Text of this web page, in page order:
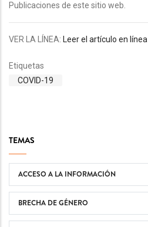
Publicaciones de este sitio web.
VER LA LÍNEA: Leer el artículo en línea
Etiquetas
COVID-19
TEMAS
ACCESO A LA INFORMACIÓN
BRECHA DE GÉNERO